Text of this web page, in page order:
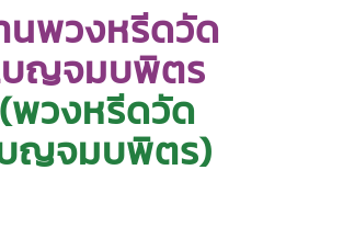
นพวงหรีดวัด
บญจมบพิตร
(พวงหรีดวัด
ญจมบพิตร)